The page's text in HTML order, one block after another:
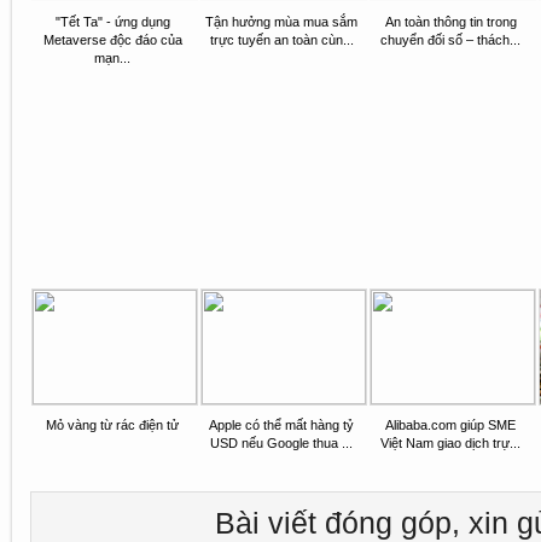
"Tết Ta" - ứng dụng
Metaverse độc đáo của
mạn...
Tận hưởng mùa mua sắm
trực tuyến an toàn cùn...
An toàn thông tin trong
chuyển đối số – thách...
Mỏ vàng từ rác điện tử
Apple có thể mất hàng tỷ
USD nếu Google thua ...
Alibaba.com giúp SME
Việt Nam giao dịch trự...
Bài viết đóng góp, xin